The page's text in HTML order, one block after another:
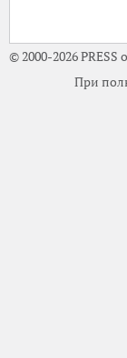
© 2000-2026 PRESS
При